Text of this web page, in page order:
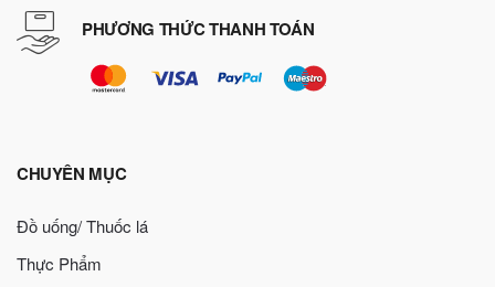
PHƯƠNG THỨC THANH TOÁN
CHUYÊN MỤC
Đồ uống/ Thuốc lá
Thực Phẩm